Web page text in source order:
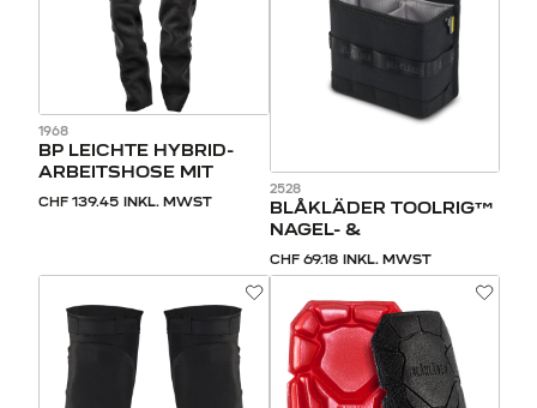
1968
BP LEICHTE HYBRID-
ARBEITSHOSE MIT
CHF 139.45 INKL. MWST
2528
BLÅKLÄDER TOOLRIG™
NAGEL- &
CHF 69.18 INKL. MWST